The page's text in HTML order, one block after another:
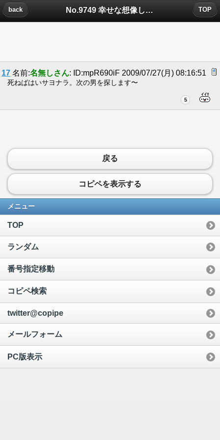
No.9749 幸せな想像しかできなかった。普通にうらやましかった。についたコメント
back TOP
17 名前:名無しさん: ID:mpR690iF 2009/07/27(月) 08:16:51
死ねばはいサヨナラ。次の男を探します〜
5
戻る
コピペを表示する
メニュー
TOP
ランダム
番号指定移動
コピペ検索
twitter@copipe
メールフォーム
PC版表示